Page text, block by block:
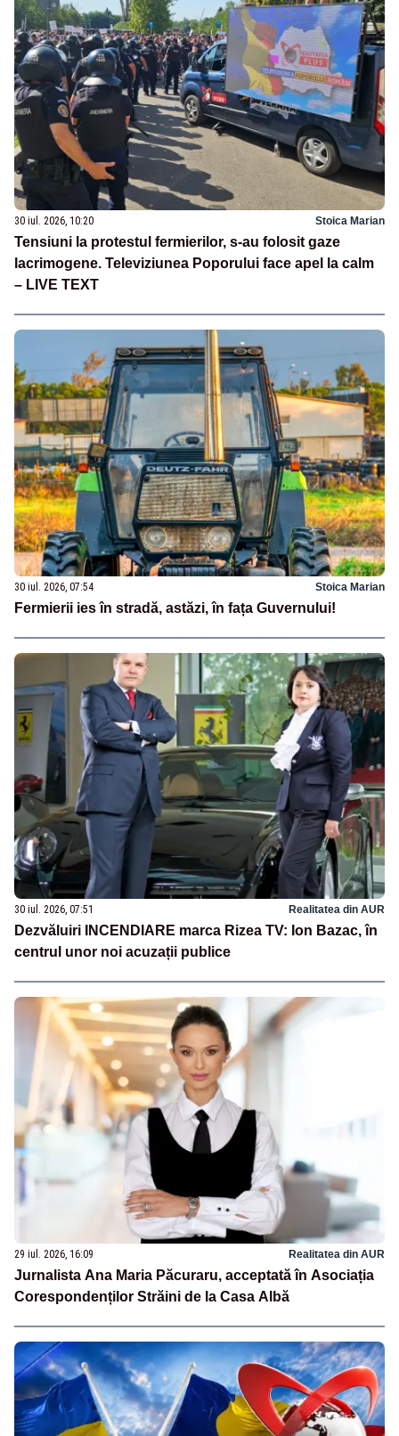
30 iul. 2026, 10:20 Stoica Marian
Tensiuni la protestul fermierilor, s-au folosit gaze
lacrimogene. Televiziunea Poporului face apel la calm
– LIVE TEXT
30 iul. 2026, 07:54 Stoica Marian
Fermierii ies în stradă, astăzi, în fața Guvernului!
30 iul. 2026, 07:51 Realitatea din AUR
Dezvăluiri INCENDIARE marca Rizea TV: Ion Bazac, în
centrul unor noi acuzații publice
29 iul. 2026, 16:09 Realitatea din AUR
Jurnalista Ana Maria Păcuraru, acceptată în Asociația
Corespondenților Străini de la Casa Albă